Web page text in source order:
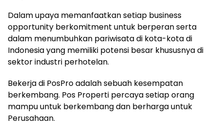
Dalam upaya memanfaatkan setiap business
opportunity berkomitment untuk berperan serta
dalam menumbuhkan pariwisata di kota-kota di
Indonesia yang memiliki potensi besar khususnya di
sektor industri perhotelan.
Bekerja di PosPro adalah sebuah kesempatan
berkembang. Pos Properti percaya setiap orang
mampu untuk berkembang dan berharga untuk
Perusahaan.